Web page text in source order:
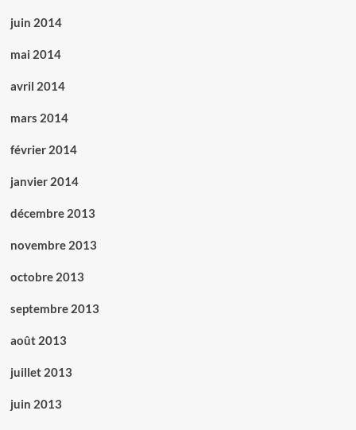
juin 2014
mai 2014
avril 2014
mars 2014
février 2014
janvier 2014
décembre 2013
novembre 2013
octobre 2013
septembre 2013
août 2013
juillet 2013
juin 2013